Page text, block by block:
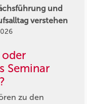
und
verstehen
Seminar
zu den